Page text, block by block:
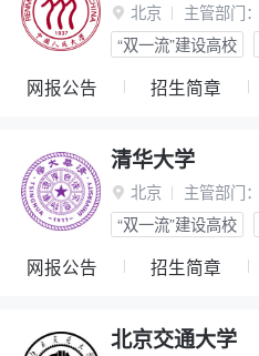
 北京 主管部门：
“双一流”建设高校
网报公告 招生简章
清华大学
 北京 主管部门：
“双一流”建设高校
网报公告 招生简章
北京交通大学